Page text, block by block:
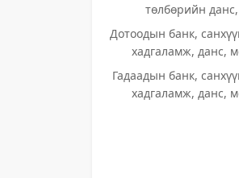
төлбөрийн
Дотоодын банк,
хадгаламж, данс,
Гадаадын банк,
хадгаламж, данс,